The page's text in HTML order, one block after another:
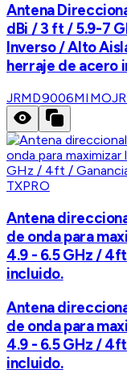
Antena
dBi / 3 ft / 5.9-7
Inverso / Alto
herraje de acero
JRMD9006MIMO
TXPRO
Antena
de onda para
4.9 - 6.5 GHz /
incluido.
Antena
de onda para
4.9 - 6.5 GHz /
incluido.